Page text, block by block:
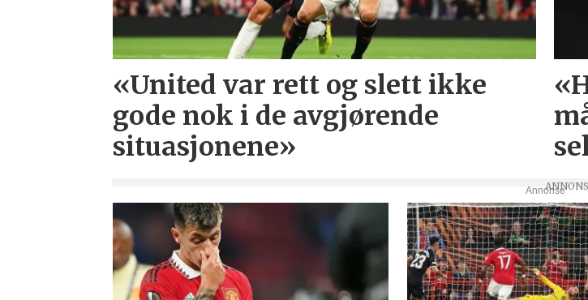
«United var rett og slett ikke
gode nok i de avgjørende
situasjonene»
Annonse